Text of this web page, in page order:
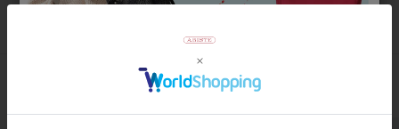
おすすめアイテム